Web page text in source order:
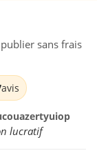
sans frais
avis
lucratif